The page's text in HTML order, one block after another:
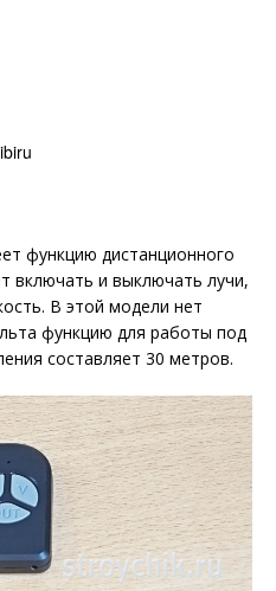
функцию дистанционного
включать и выключать лучи,
В этой модели нет
функцию для работы под
составляет 30 метров.